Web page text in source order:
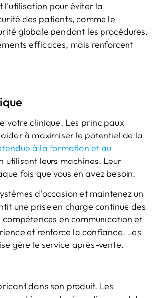
l'utilisation pour éviter la
des patients, comme le
globale pendant les procédures.
efficaces, mais renforcent
votre clinique. Les principaux
à maximiser le potentiel de la
à la formation et au
utilisant leurs machines. Leur
fois que vous en avez besoin.
d'occasion et maintenez un
une prise en charge continue des
en communication et
et renforce la confiance. Les
gère le service après-vente.
dans son produit. Les